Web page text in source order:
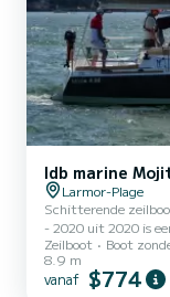
Idb marine
Larmor-Plage
Schitterende
- 2020 uit 2020 is
vrienden. De boot heeft 2 comfortabele hutten en een
bootcapaciteit van
is hij uw beste
Zeilboot Boot
8.9 m
vanaf $774